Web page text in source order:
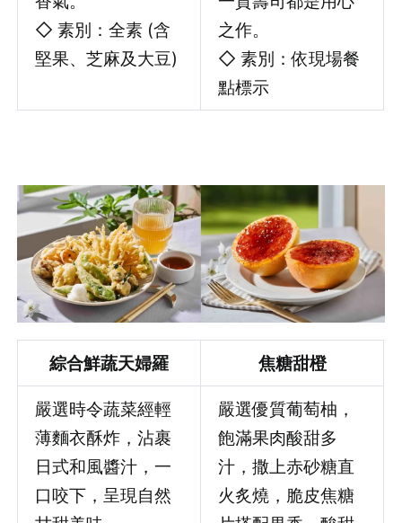
◇ 素別：全素 (含
堅果、芝麻及大豆)
之作。
◇ 素別：依現場餐
點標示
綜合鮮蔬天婦羅 焦糖甜橙
嚴選時令蔬菜經輕
薄麵衣酥炸，沾裹
日式和風醬汁，一
口咬下，呈現自然
嚴選優質葡萄柚，
飽滿果肉酸甜多
汁，撒上赤砂糖直
火炙燒，脆皮焦糖
確定要登出嗎？